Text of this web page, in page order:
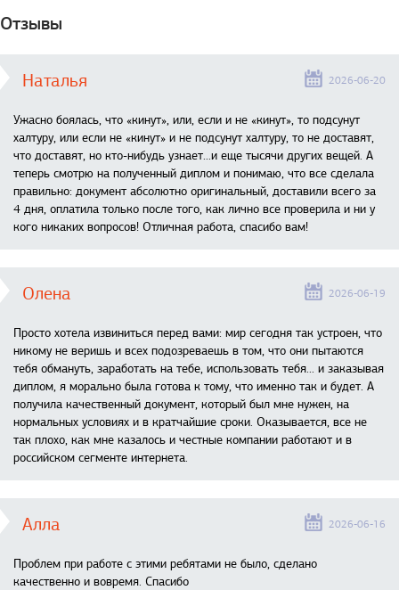
Отзывы
Наталья 2026-06-20
Ужасно боялась, что «кинут», или, если и не «кинут», то подсунут
халтуру, или если не «кинут» и не подсунут халтуру, то не доставят,
что доставят, но кто-нибудь узнает...и еще тысячи других вещей. А
теперь смотрю на полученный диплом и понимаю, что все сделала
правильно: документ абсолютно оригинальный, доставили всего за
4 дня, оплатила только после того, как лично все проверила и ни у
кого никаких вопросов! Отличная работа, спасибо вам!
Олена 2026-06-19
Просто хотела извиниться перед вами: мир сегодня так устроен, что
никому не веришь и всех подозреваешь в том, что они пытаются
тебя обмануть, заработать на тебе, использовать тебя... и заказывая
диплом, я морально была готова к тому, что именно так и будет. А
получила качественный документ, который был мне нужен, на
нормальных условиях и в кратчайшие сроки. Оказывается, все не
так плохо, как мне казалось и честные компании работают и в
российском сегменте интернета.
Алла 2026-06-16
Проблем при работе с этими ребятами не было, сделано
качественно и вовремя. Спасибо